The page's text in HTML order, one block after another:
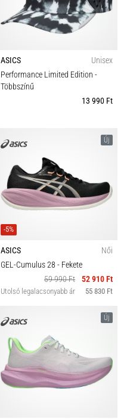
ASICS
Unisex
Performance Limited Edition -
Többszínű
13 990 Ft
Új
-5%
ASICS
Női
GEL-Cumulus 28 - Fekete
59 990 Ft
52 910 Ft
Utolsó legalacsonyabb ár 55 830 Ft
Új